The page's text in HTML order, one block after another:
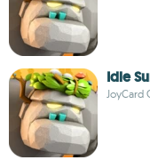
Idle
JoyCard